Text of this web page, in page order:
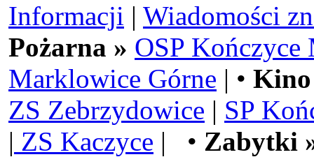
Informacji | Wiadomości
Pożarna » OSP Kończyce
Marklowice Górne | •
ZS Zebrzydowice | SP
| ZS Kaczyce | • Zabytki